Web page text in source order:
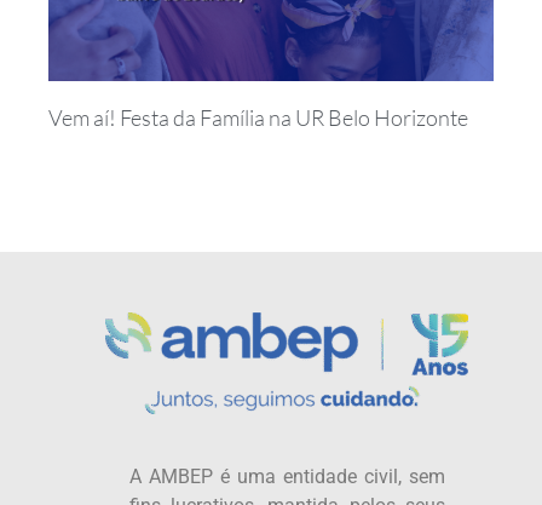
Vem aí! Festa da Família na UR Belo Horizonte
A AMBEP é uma entidade civil, sem